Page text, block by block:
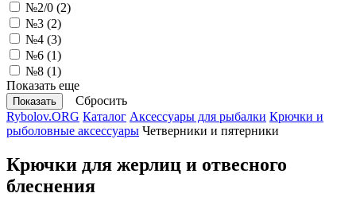
№2/0 (2)
№3 (2)
№4 (3)
№6 (1)
№8 (1)
Показать еще
Сбросить
Rybolov.ORG Каталог Аксессуары для рыбалки Крючки и
рыболовные аксессуары Четверники и пятерники
Крючки для жерлиц и отвесного
блеснения